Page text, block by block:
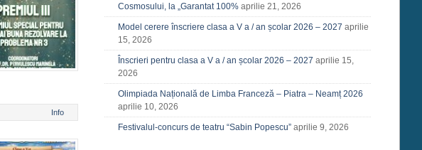
Info
Cosmosului, la „Garantat 100% aprilie 21, 2026
Model cerere înscriere clasa a V a / an școlar 2026 – 2027 aprilie
15, 2026
Înscrieri pentru clasa a V a / an școlar 2026 – 2027 aprilie 15,
2026
Olimpiada Națională de Limba Franceză – Piatra – Neamț 2026
aprilie 10, 2026
Festivalul-concurs de teatru “Sabin Popescu” aprilie 9, 2026